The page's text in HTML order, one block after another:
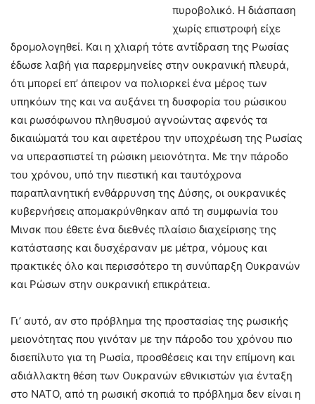
πυροβολικό. Η διάσπαση
χωρίς επιστροφή είχε
δρομολογηθεί. Και η χλιαρή τότε αντίδραση της Ρωσίας
έδωσε λαβή για παρερμηνείες στην ουκρανική πλευρά,
ότι μπορεί επ’ άπειρον να πολιορκεί ένα μέρος των
υπηκόων της και να αυξάνει τη δυσφορία του ρώσικου
και ρωσόφωνου πληθυσμού αγνοώντας αφενός τα
δικαιώματά του και αφετέρου την υποχρέωση της Ρωσίας
να υπερασπιστεί τη ρώσικη μειονότητα. Με την πάροδο
του χρόνου, υπό την πιεστική και ταυτόχρονα
παραπλανητική ενθάρρυνση της Δύσης, οι ουκρανικές
κυβερνήσεις απομακρύνθηκαν από τη συμφωνία του
Μινσκ που έθετε ένα διεθνές πλαίσιο διαχείρισης της
κατάστασης και δυσχέραναν με μέτρα, νόμους και
πρακτικές όλο και περισσότερο τη συνύπαρξη Ουκρανών
και Ρώσων στην ουκρανική επικράτεια.
Γι’ αυτό, αν στο πρόβλημα της προστασίας της ρωσικής
μειονότητας που γινόταν με την πάροδο του χρόνου πιο
δισεπίλυτο για τη Ρωσία, προσθέσεις και την επίμονη και
αδιάλλακτη θέση των Ουκρανών εθνικιστών για ένταξη
στο ΝΑΤΟ, από τη ρωσική σκοπιά το πρόβλημα δεν είναι η